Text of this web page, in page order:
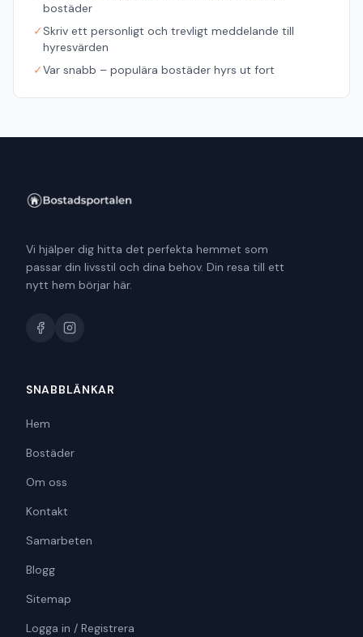
bostäder
✓Skriv ett personligt och trevligt meddelande till
hyresvärden
✓Var snabb – populära bostäder hyrs ut fort
Vi hjälper dig hitta det perfekta hemmet som
passar din livsstil och dina behov. Din resa till ett
nytt hem börjar här.
SNABBLÄNKAR
Hem
Bostäder
Om oss
Kontakt
Samarbeten
Blogg
Sitemap
Logga in / Registrera